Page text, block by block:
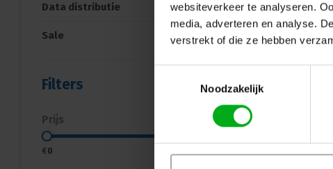
websiteverkeer te analyseren.
media, adverteren en analyse.
verstrekt of die ze hebben
Noodzakelijk
Data distributie
Sale
Filters
Prijs
€0